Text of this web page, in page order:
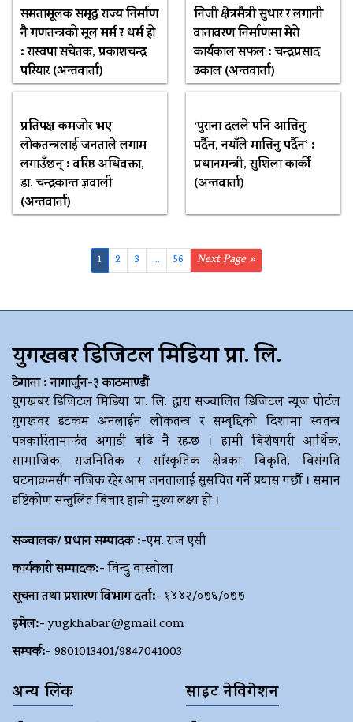
समतामूलक समृद्ध राज्य निर्माण
नै गणतन्त्रको मूल मर्म र धर्म हो
: रास्वपा सचेतक, प्रकाशचन्द्र
परियार (अन्तवार्ता)
निजी क्षेत्रमैत्री सुधार र लगानी
वातावरण निर्माणमा मेरो
कार्यकाल सफल : चन्द्रप्रसाद
ढकाल (अन्तवार्ता)
प्रतिपक्ष कमजोर भए
लोकतन्त्रलाई जनताले लगाम
लगाउँछन् : वरिष्ठ अधिवक्ता,
डा. चन्द्रकान्त ज्ञवाली
(अन्तवार्ता)
‘पुराना दलले पनि आत्तिनु
पर्दैन, नयाँले मात्तिनु पर्दैन’ :
प्रधानमन्त्री, सुशिला कार्की
(अन्तवार्ता)
1 2 3 ... 56 Next Page »
युगखबर डिजिटल मिडिया प्रा. लि.
ठेगाना : नागार्जुन-३ काठमाण्डौं
युगखबर डिजिटल मिडिया प्रा. लि. द्धारा सञ्चालित डिजिटल न्यूज पोर्टल
युगखवर डटकम अनलाईन लोकतन्त्र र सम्बृद्दिको दिशामा स्वतन्त्र
पत्रकारितामार्फत अगाडी बढि नै रहन्छ । हामी बिशेषगरी आर्थिक,
सामाजिक, राजनितिक र साँस्कृतिक क्षेत्रका विकृति, विसंगति
घटनाक्रमसँग नजिक रहेर आम जनतालाई सुसचित गर्ने प्रयास गर्छौ । समान
दृष्टिकोण सन्तुलित बिचार हाम्रो मुख्य लक्ष्य हो ।
सञ्चालक/ प्रधान सम्पादक :-एम. राज एसी
कार्यकारी सम्पादक:-विन्दु वास्तोला
सूचना तथा प्रशारण विभाग दर्ता:- १४४२/०७६/०७७
इमेल:- yugkhabar@gmail.com
सम्पर्क:- 9801013401/9847041003
अन्य लिंक साइट नेविगेशन